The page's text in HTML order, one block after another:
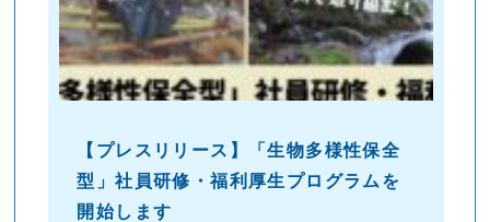
【プレスリリース】「生物多様性保全
型」社員研修・福利厚生プログラムを
開始します